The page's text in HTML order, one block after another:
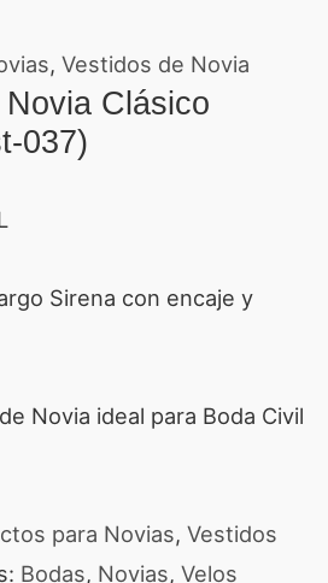
, Vestidos de Novia
Clásico
037)
Sirena con encaje y
Novia ideal para Boda Civil
para Novias, Vestidos
Bodas, Novias, Velos